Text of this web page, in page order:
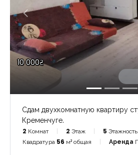
10 000₴
Сдам двухкомнатную квартиру
Кременчуге.
2 Комнат 2 Этаж 5 Этажность
Квадратура 56 м² общая Аренда